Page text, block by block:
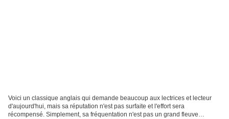
Voici un classique anglais qui demande beaucoup aux lectrices et lecteur
d'aujourd'hui, mais sa réputation n'est pas surfaite et l'effort sera
récompensé. Simplement, sa fréquentation n'est pas un grand fleuve